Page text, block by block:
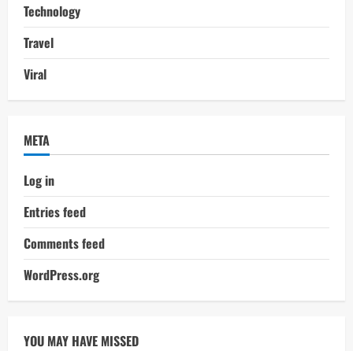
Technology
Travel
Viral
META
Log in
Entries feed
Comments feed
WordPress.org
YOU MAY HAVE MISSED